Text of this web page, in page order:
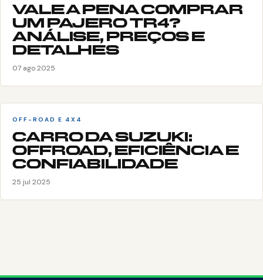
VALE A PENA COMPRAR
UM PAJERO TR4?
ANÁLISE, PREÇOS E
DETALHES
07 ago 2025
OFF-ROAD E 4X4
CARRO DA SUZUKI:
OFFROAD, EFICIÊNCIA E
CONFIABILIDADE
25 jul 2025